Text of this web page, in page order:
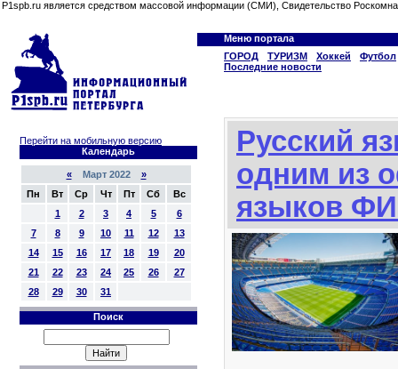
P1spb.ru является средством массовой информации (СМИ), Свидетельство
Меню портала
ГОРОД
ТУРИЗМ Хоккей
Футбол
Последние новости
Перейти на мобильную версию
Календарь
«Март 2022 »
Пн
Вт Ср Чт Пт Сб
Вс
1
2 3 4 5
6
7
8 9 10 11 12
13
14
15 16 17 18 19
20
21
22 23 24 25 26
27
28
29 30 31
Поиск
Русский
одним из
языков